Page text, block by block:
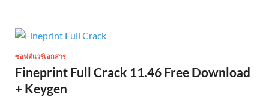
ซอฟต์แวร์เอกสาร
Fineprint Full Crack 11.46 Free Download
+ Keygen